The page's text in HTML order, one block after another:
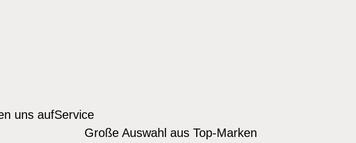
uns aufService
Große Auswahl aus Top-Marken